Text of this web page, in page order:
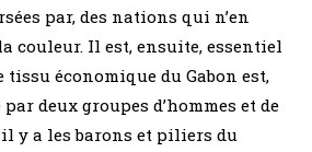
par, des nations qui n’en
couleur. Il est, ensuite, essentiel
économique du Gabon est,
deux groupes d’hommes et de
il y a les barons et piliers du